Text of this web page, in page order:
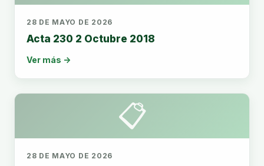
28 DE MAYO DE 2026
Acta 230 2 Octubre 2018
Ver más →
📋
28 DE MAYO DE 2026